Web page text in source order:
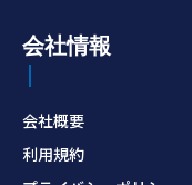
会社情報
会社概要
利用規約